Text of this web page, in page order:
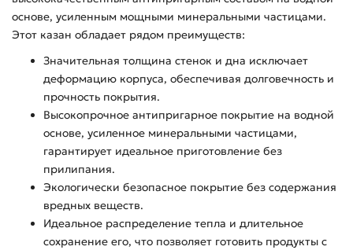
основе, усиленным мощными минеральными частицами.
Этот казан обладает рядом преимуществ:
Значительная толщина стенок и дна исключает
деформацию корпуса, обеспечивая долговечность и
прочность покрытия.
Высокопрочное антипригарное покрытие на водной
основе, усиленное минеральными частицами,
гарантирует идеальное приготовление без
прилипания.
Экологически безопасное покрытие без содержания
вредных веществ.
Идеальное распределение тепла и длительное
сохранение его, что позволяет готовить продукты с